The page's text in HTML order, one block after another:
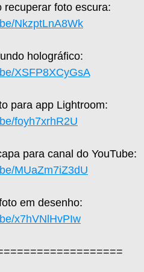
recuperar foto escura:
NkzptLnA8Wk
holográfico:
XSFP8XCyGsA
para app Lightroom:
foyh7xrhR2U
para canal do YouTube:
MUaZm7iZ3dU
em desenho:
x7hVNlHvPIw